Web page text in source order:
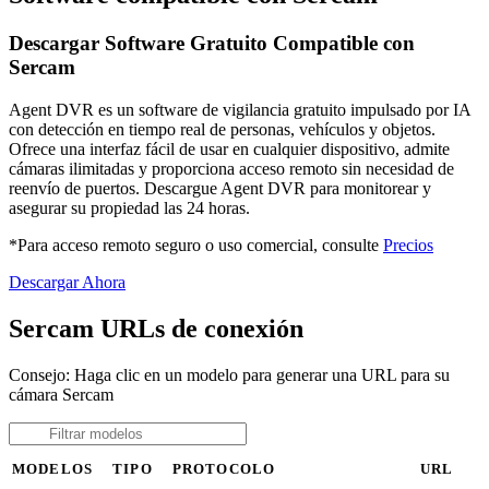
Descargar Software Gratuito Compatible con
Sercam
Agent DVR es un software de vigilancia gratuito impulsado por IA
con detección en tiempo real de personas, vehículos y objetos.
Ofrece una interfaz fácil de usar en cualquier dispositivo, admite
cámaras ilimitadas y proporciona acceso remoto sin necesidad de
reenvío de puertos. Descargue Agent DVR para monitorear y
asegurar su propiedad las 24 horas.
*Para acceso remoto seguro o uso comercial, consulte Precios
Descargar Ahora
Sercam URLs de conexión
Consejo: Haga clic en un modelo para generar una URL para su
cámara Sercam
MODELOS TIPO PROTOCOLO URL